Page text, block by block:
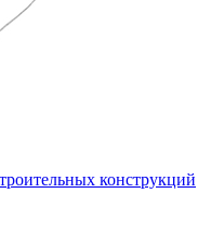
конструкций